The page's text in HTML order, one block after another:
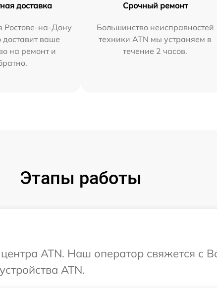
доставка
Ростове-на-Дону
доставит ваше
на ремонт и
Срочный ремонт
Большинство неисправностей
техники ATN мы устраняем в
течение 2 часов.
Этапы работы
ATN. Наш оператор свяжется с
ATN.